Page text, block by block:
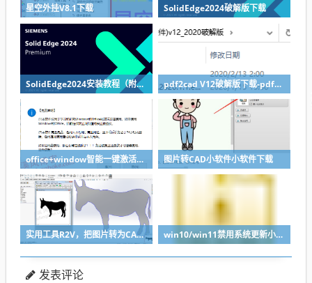
星空外挂V8.1下载 SolidEdge2024破解版下载
SolidEdge2024安装教程（附下载地址） pdf2cad V12破解版下载-pdf转cad图纸软件推荐
office+window智能一键激活软件 图片转CAD小软件小软件下载
实用工具R2V，把图片转为CAD轮廓轻松导入SolidWorks win10/win11禁用系统更新小工具
发表评论